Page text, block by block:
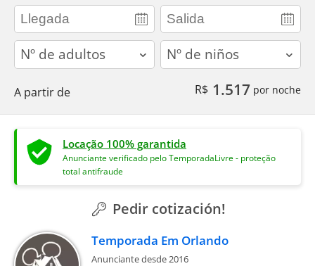
adults children
A partir de R$ 1.517 por noche
Locação 100% garantida
Anunciante verificado pelo TemporadaLivre - proteção
total antifraude
Pedir cotización!
Temporada Em Orlando
Anunciante desde 2016